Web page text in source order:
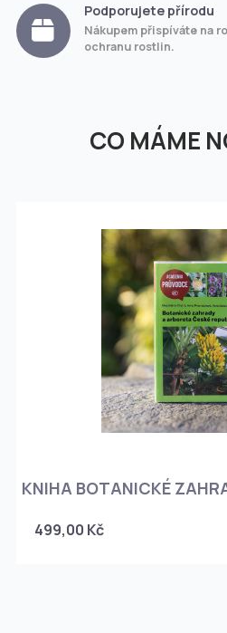
Podporujete přírodu
Nákupem přispíváte na
ochranu rostlin.
CO MÁME
KNIHA BOTANICKÉ
499,00 Kč